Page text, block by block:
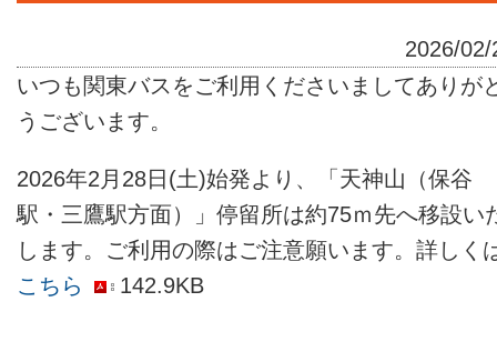
2026/02/
いつも関東バスをご利用くださいましてありが
うございます。
2026年2月28日(土)始発より、「天神山（保谷
駅・三鷹駅方面）」停留所は約75ｍ先へ移設い
します。ご利用の際はご注意願います。詳しく
こちら
142.9KB